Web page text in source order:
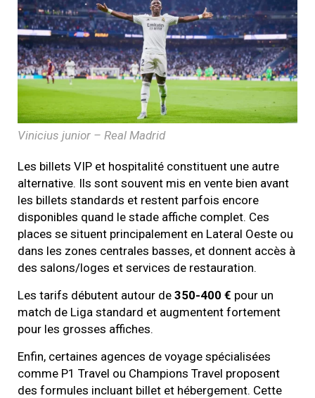
Vinicius junior – Real Madrid
Les billets VIP et hospitalité constituent une autre
alternative. Ils sont souvent mis en vente bien avant
les billets standards et restent parfois encore
disponibles quand le stade affiche complet. Ces
places se situent principalement en Lateral Oeste ou
dans les zones centrales basses, et donnent accès à
des salons/loges et services de restauration.
Les tarifs débutent autour de 350-400 € pour un
match de Liga standard et augmentent fortement
pour les grosses affiches.
Enfin, certaines agences de voyage spécialisées
comme P1 Travel ou Champions Travel proposent
des formules incluant billet et hébergement. Cette